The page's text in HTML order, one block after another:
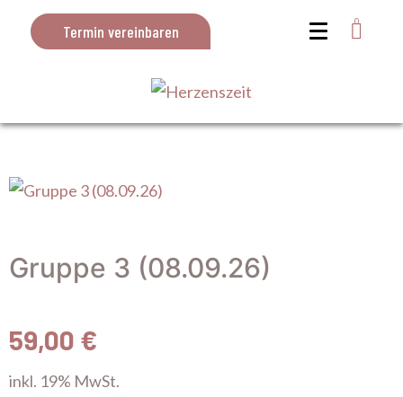
Termin vereinbaren
0
Gruppe 3 (08.09.26)
59,00 €
inkl. 19% MwSt.